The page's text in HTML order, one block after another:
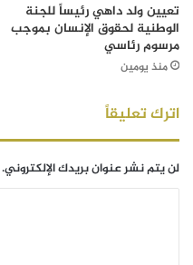
تعيين ولد داهي رئيساً للجنة
الوطنية لحقوق الإنسان بموجب
مرسوم رئاسي
منذ يومين
اترك تعليقاً
لن يتم نشر عنوان بريدك الإلكتروني.